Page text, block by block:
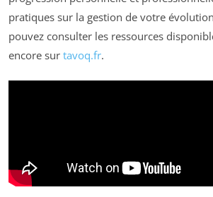
pratiques sur la gestion de votre
pouvez consulter les ressources
encore sur tavoq.fr.